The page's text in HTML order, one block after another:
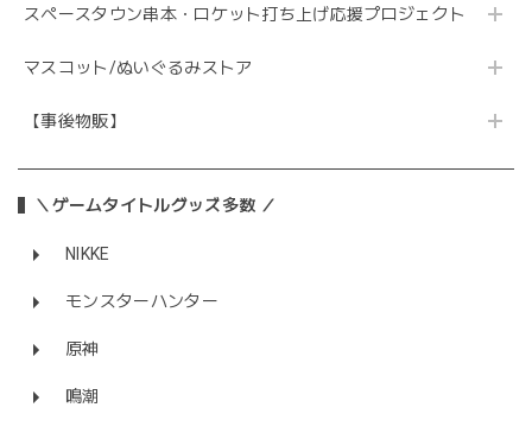
スペースタウン串本・ロケット打ち上げ応援プロジェクト
マスコット/ぬいぐるみストア
【事後物販】
＼ゲームタイトルグッズ多数 ／
NIKKE
モンスターハンター
原神
鳴潮